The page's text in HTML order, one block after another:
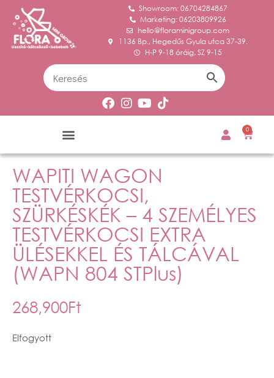
Showroom: 06704284867
Marketing: 06203809926
hello@floraminigroup.com
1136 Bp., Hegedűs Gyula utca 37-39.
H-P 9-18 óráig, SZ 9-15
0
WAPITI WAGON
TESTVÉRKOCSI,
SZÜRKÉSKÉK – 4 SZEMÉLYES
TESTVÉRKOCSI EXTRA
ÜLÉSEKKEL ÉS TÁLCÁVAL
(WAPN 804 STPlus)
268,900Ft
Elfogyott